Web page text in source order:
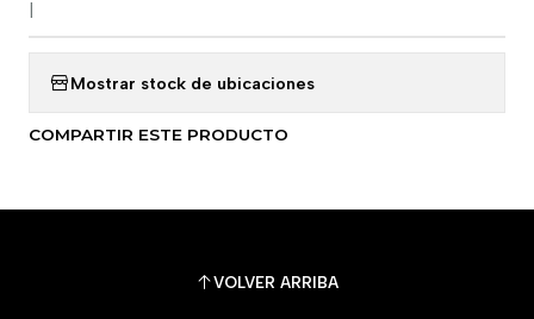
Mostrar stock de ubicaciones
COMPARTIR ESTE PRODUCTO
VOLVER ARRIBA